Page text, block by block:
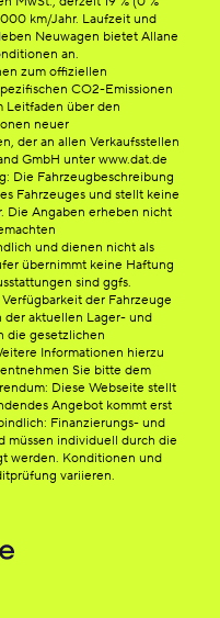
km/Jahr. Laufzeit und
Neuwagen bietet Allane
an.
zum offiziellen
CO2-Emissionen
Leitfaden über den
neuer
der an allen Verkaufsstellen
GmbH unter www.dat.de
Die Fahrzeugbeschreibung
Fahrzeuges und stellt keine
Die Angaben erheben nicht
und dienen nicht als
übernimmt keine Haftung
sind ggfs.
der Fahrzeuge
der aktuellen Lager- und
die gesetzlichen
Informationen hierzu
Sie bitte dem
Diese Webseite stellt
Angebot kommt erst
Finanzierungs- und
müssen individuell durch die
werden. Konditionen und
variieren.